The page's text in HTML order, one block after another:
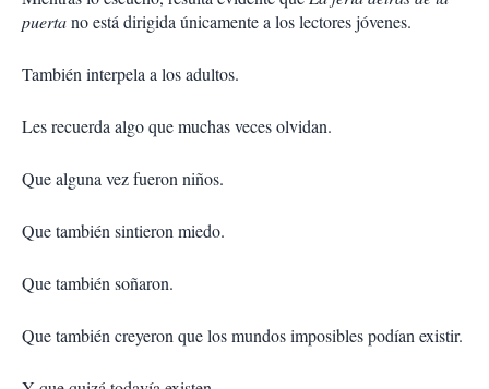
puertano está dirigida únicamente a los lectores jóvenes.
También interpela a los adultos.
Les recuerda algo que muchas veces olvidan.
Que alguna vez fueron niños.
Que también sintieron miedo.
Que también soñaron.
Que también creyeron que los mundos imposibles podían existir.